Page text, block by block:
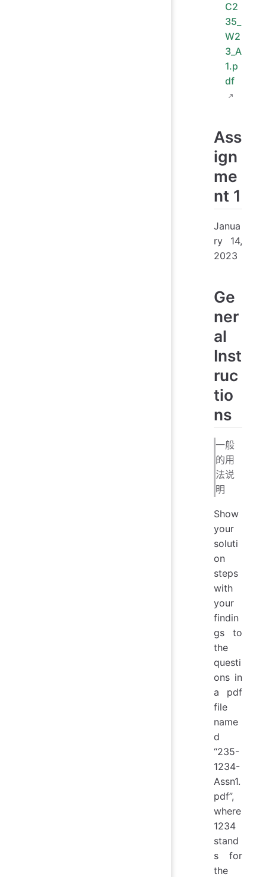
C2
35_
W2
3_A
1.p
df
Ass
ign
me
nt 1
Janua
ry 14,
2023
Ge
ner
al
Inst
ruc
tio
ns
一般
的用
法说
明
Show
your
soluti
on
steps
with
your
findin
gs to
the
questi
ons in
a pdf
file
name
d
“235-
1234-
Assn1.
pdf”,
where
1234
stand
s for
the